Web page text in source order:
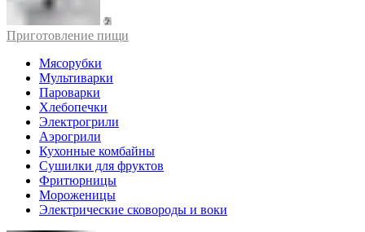
Приготовление пищи
Мясорубки
Мультиварки
Пароварки
Хлебопечки
Электрогрили
Аэрогрили
Кухонные комбайны
Сушилки для фруктов
Фритюрницы
Мороженицы
Электрические сковороды и воки